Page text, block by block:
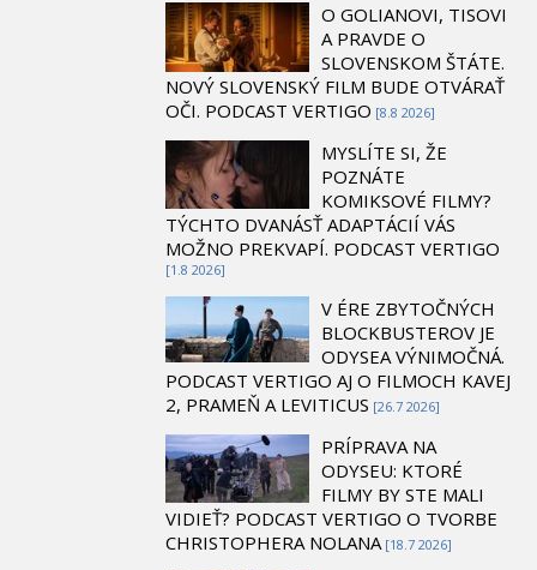
O GOLIANOVI, TISOVI
A PRAVDE O
SLOVENSKOM ŠTÁTE.
NOVÝ SLOVENSKÝ FILM BUDE OTVÁRAŤ
OČI. PODCAST VERTIGO [8.8 2026]
MYSLÍTE SI, ŽE
POZNÁTE
KOMIKSOVÉ FILMY?
TÝCHTO DVANÁSŤ ADAPTÁCIÍ VÁS
MOŽNO PREKVAPÍ. PODCAST VERTIGO
[1.8 2026]
V ÉRE ZBYTOČNÝCH
BLOCKBUSTEROV JE
ODYSEA VÝNIMOČNÁ.
PODCAST VERTIGO AJ O FILMOCH KAVEJ
2, PRAMEŇ A LEVITICUS [26.7 2026]
PRÍPRAVA NA
ODYSEU: KTORÉ
FILMY BY STE MALI
VIDIEŤ? PODCAST VERTIGO O TVORBE
CHRISTOPHERA NOLANA [18.7 2026]